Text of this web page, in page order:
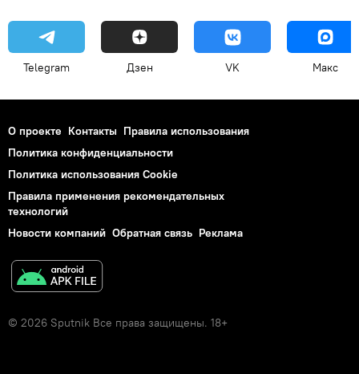
Telegram Дзен VK Макс
О проекте Контакты Правила использования
Политика конфиденциальности
Политика использования Cookie
Правила применения рекомендательных
технологий
Новости компаний Обратная связь Реклама
© 2026 Sputnik Все права защищены. 18+